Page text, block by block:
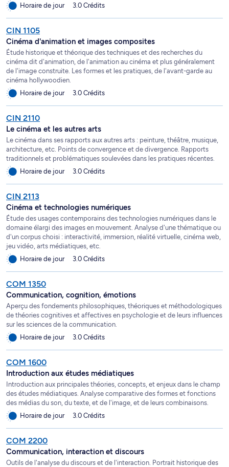
Horaire de jour
3.0 Crédits
CIN 1105
Cinéma d'animation et images composites
Étude historique et théorique des techniques et des recherches du
cinéma dit d'animation, de l'animation au cinéma et plus généralement
de l'image construite. Les formes et les pratiques, de l'avant-garde au
cinéma hollywoodien.
Horaire de jour
3.0 Crédits
CIN 2110
Le cinéma et les autres arts
Le cinéma dans ses rapports aux autres arts : peinture, théâtre, musique,
architecture, etc. Points de convergence et de divergence. Rapports
traditionnels et problématiques soulevées dans les pratiques récentes.
Horaire de jour
3.0 Crédits
CIN 2113
Cinéma et technologies numériques
Étude des usages contemporains des technologies numériques dans le
domaine élargi des images en mouvement. Analyse d'une thématique ou
d'un corpus choisi : interactivité, immersion, réalité virtuelle, cinéma web,
jeu vidéo, arts médiatiques, etc.
Horaire de jour
3.0 Crédits
COM 1350
Communication, cognition, émotions
Aperçu des fondements philosophiques, théoriques et méthodologiques
de théories cognitives et affectives en psychologie et de leurs influences
sur les sciences de la communication.
Horaire de jour
3.0 Crédits
COM 1600
Introduction aux études médiatiques
Introduction aux principales théories, concepts, et enjeux dans le champ
des études médiatiques. Analyse comparative des formes et fonctions
des médias du son, du texte, et de l'image, et de leurs combinaisons.
Horaire de jour
3.0 Crédits
COM 2200
Communication, interaction et discours
Outils de l'analyse du discours et de l'interaction. Portrait historique des